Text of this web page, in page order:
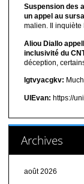
Suspension des
un appel au
malien. Il inquiète
Aliou Diallo
inclusivité du
déception,
lgtvyacgkv:
UIEvan: https://
Archives
août 2026